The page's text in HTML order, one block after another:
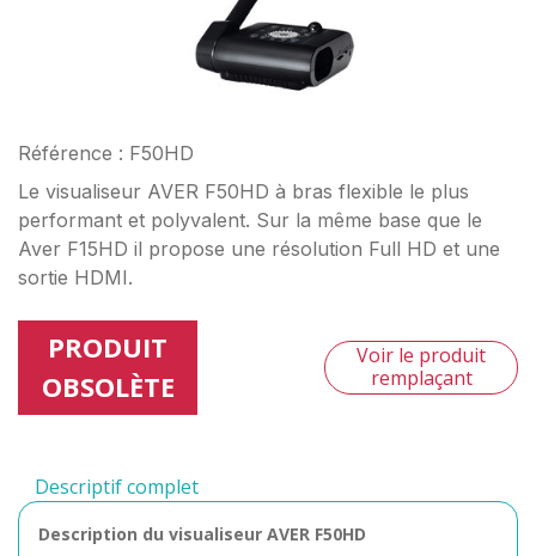
Référence : F50HD
Le visualiseur AVER F50HD à bras flexible le plus
performant et polyvalent. Sur la même base que le
Aver F15HD il propose une résolution Full HD et une
sortie HDMI.
PRODUIT
OBSOLÈTE
Voir le produit
remplaçant
Descriptif complet
Description du visualiseur AVER F50HD